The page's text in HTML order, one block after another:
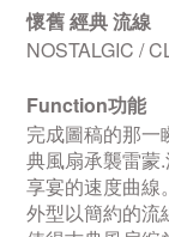
懷舊 經典 流線
NOSTALGIC /
Function功能
完成圖稿的那
典風扇承襲雷蒙
享宴的速度曲線
外型以簡約的流